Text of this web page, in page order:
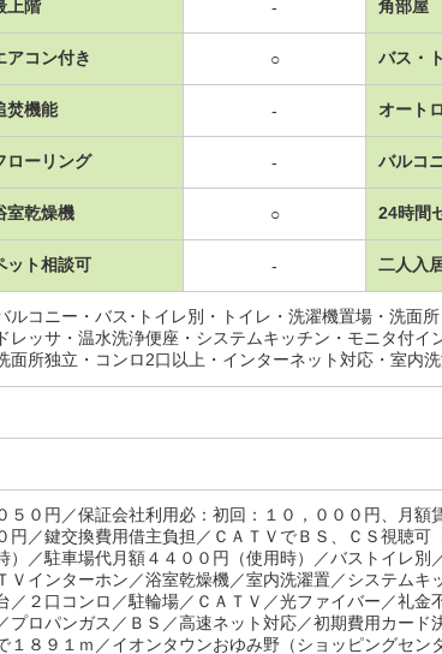
上階 - 角部屋
アコン付き ○ バス・
焚機能 - オート
ローリング - バルコ
室乾燥機 ○ 24時間
ット相談可 - 二人入
ルコニー・バス･トイレ別・トイレ・洗濯機置場・洗面
レッサ・温水洗浄便座・システムキッチン・モニタ付イ
面所独立・コンロ2口以上・インターネット対応・室内
５０円／保証会社利用必：初回：１０，０００円、月額
円／鍵交換費用借主負担／ＣＡＴＶでＢＳ、ＣＳ視聴可
）／駐車場代月額４４００円（使用時）／バストイレ別
Ｖインターホン／浴室乾燥機／室内洗濯置／システムキ
／２口コンロ／駐輪場／ＣＡＴＶ／光ファイバー／礼
プロパンガス／ＢＳ／高速ネット対応／初期費用カード
１８９１ｍ／イオンタウンおゆみ野（ショッピングセン